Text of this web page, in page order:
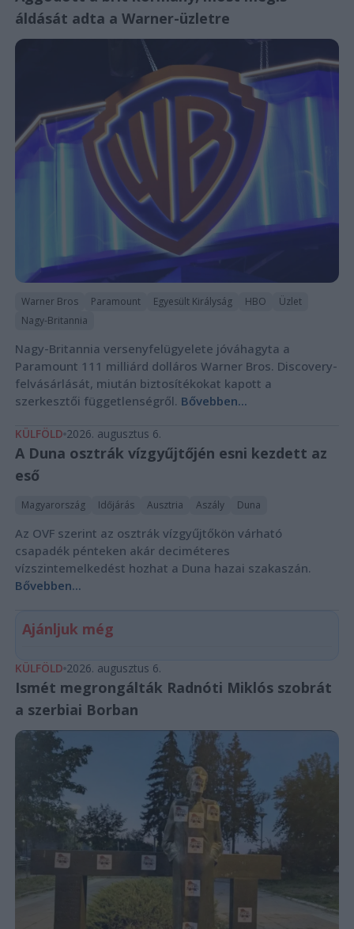
áldását adta a Warner-üzletre
Warner Bros Paramount Egyesült Királyság HBO
Üzlet
Nagy-Britannia
Nagy-Britannia versenyfelügyelete jóváhagyta a
Paramount 111 milliárd dolláros Warner Bros. Discovery-
felvásárlását, miután biztosítékokat kapott a
szerkesztői függetlenségről. Bővebben...
KÜLFÖLD 2026. augusztus 6.
A Duna osztrák vízgyűjtőjén esni kezdett az
eső
Magyarország Időjárás Ausztria Aszály Duna
Az OVF szerint az osztrák vízgyűjtőkön várható
csapadék pénteken akár deciméteres
vízszintemelkedést hozhat a Duna hazai szakaszán.
Bővebben...
Ajánljuk még
KÜLFÖLD 2026. augusztus 6.
Ismét megrongálták Radnóti Miklós szobrát
a szerbiai Borban